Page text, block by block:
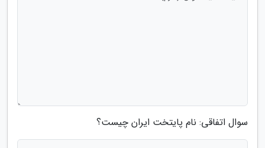
سوال اتفاقی: نام پایتخت ایران چیست؟